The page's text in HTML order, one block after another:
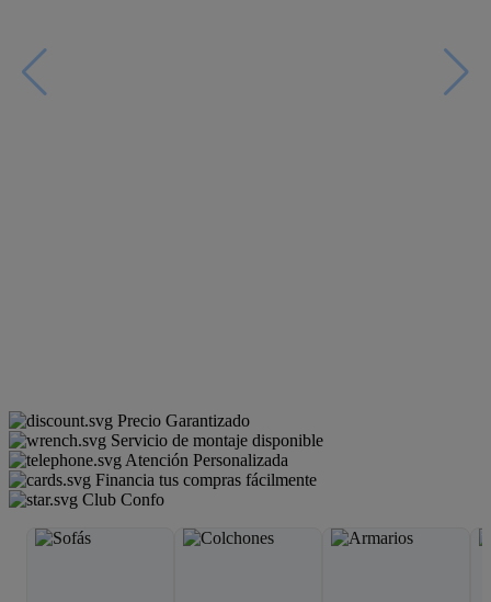
Precio Garantizado
Servicio de montaje disponible
Atención Personalizada
Financia tus compras fácilmente
Club Confo